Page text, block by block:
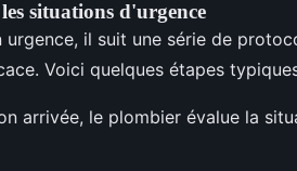
situations d'urgence
il suit une série de
Voici quelques étapes
arrivée, le plombier évalue la